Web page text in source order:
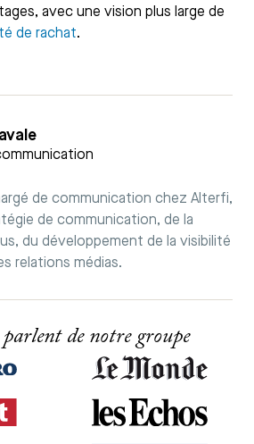
avec une vision plus large de
de rachat.
de communication chez Alterfi,
de communication, de la
du développement de la visibilité
relations médias.
parlent de notre groupe